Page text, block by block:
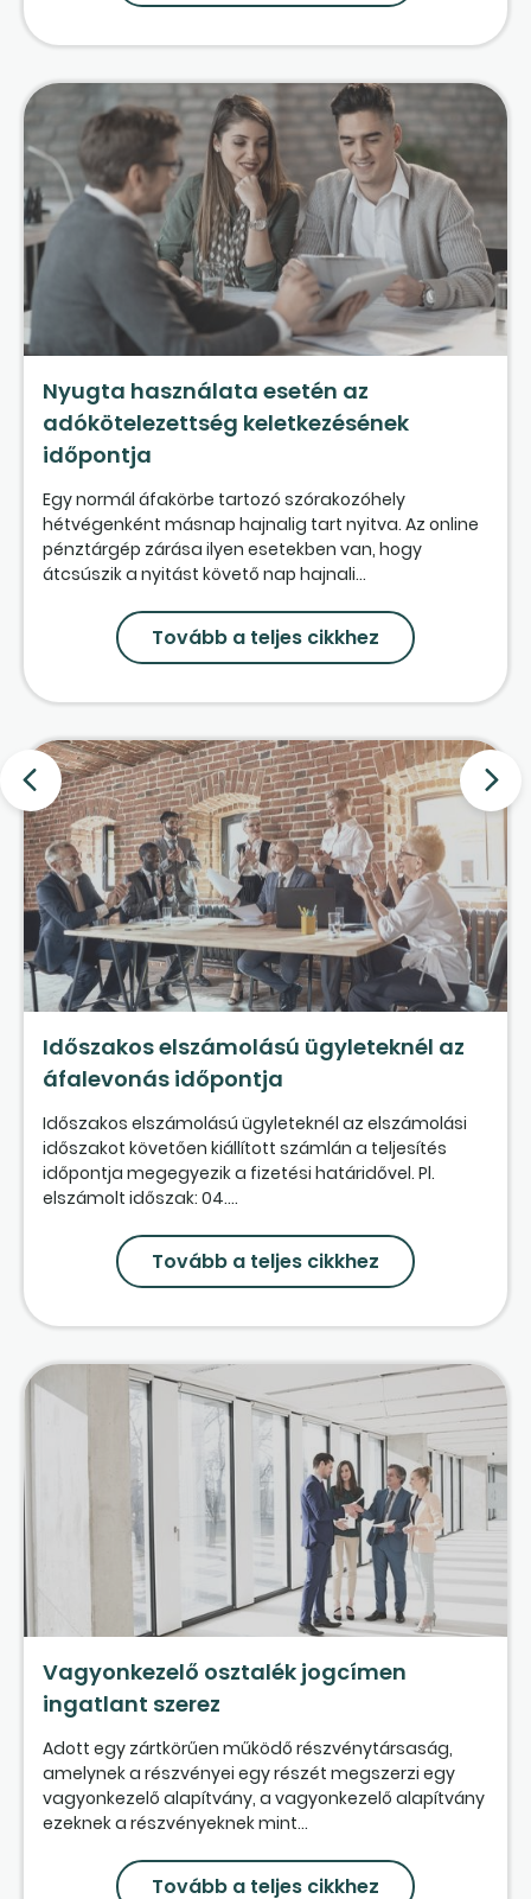
Nyugta használata esetén az
adókötelezettség keletkezésének
időpontja
Egy normál áfakörbe tartozó szórakozóhely
hétvégenként másnap hajnalig tart nyitva. Az online
pénztárgép zárása ilyen esetekben van, hogy
átcsúszik a nyitást követő nap hajnali...
Tovább a teljes cikkhez
Időszakos elszámolású ügyleteknél az
áfalevonás időpontja
Időszakos elszámolású ügyleteknél az elszámolási
időszakot követően kiállított számlán a teljesítés
időpontja megegyezik a fizetési határidővel. Pl.
elszámolt időszak: 04....
Tovább a teljes cikkhez
Vagyonkezelő osztalék jogcímen
ingatlant szerez
Adott egy zártkörűen működő részvénytársaság,
amelynek a részvényei egy részét megszerzi egy
vagyonkezelő alapítvány, a vagyonkezelő alapítvány
ezeknek a részvényeknek mint...
Tovább a teljes cikkhez